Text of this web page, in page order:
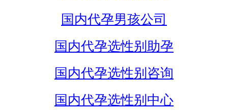
国内代孕男孩公司
国内代孕选性别助孕
国内代孕选性别咨询
国内代孕选性别中心